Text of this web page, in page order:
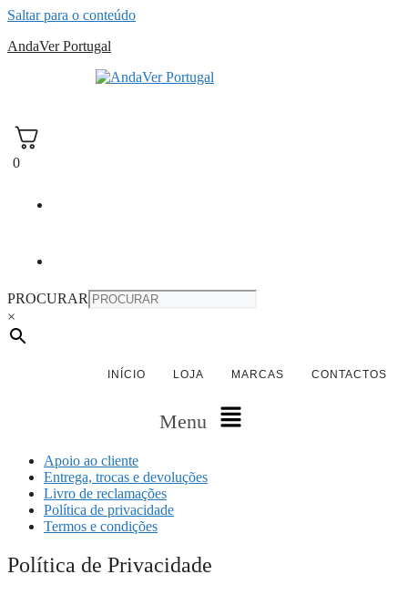
Saltar para o conteúdo
AndaVer Portugal
0
PROCURAR
×
INÍCIO LOJA MARCAS CONTACTOS
Menu
Apoio ao cliente
Entrega, trocas e devoluções
Livro de reclamações
Política de privacidade
Termos e condições
Política de Privacidade